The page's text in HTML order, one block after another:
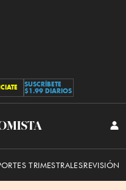
SUSCRÍBETE
$1.99 DIARIOS
TRIMESTRALESREVISIÓN